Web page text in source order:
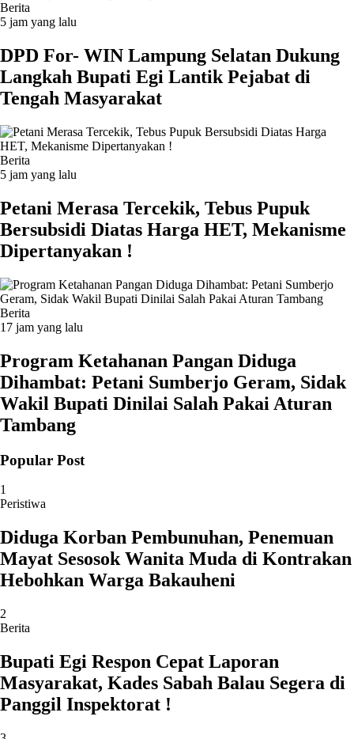
Berita
5 jam yang lalu
DPD For- WIN Lampung Selatan Dukung
Langkah Bupati Egi Lantik Pejabat di
Tengah Masyarakat
Berita
5 jam yang lalu
Petani Merasa Tercekik, Tebus Pupuk
Bersubsidi Diatas Harga HET, Mekanisme
Dipertanyakan !
Berita
17 jam yang lalu
Program Ketahanan Pangan Diduga
Dihambat: Petani Sumberjo Geram, Sidak
Wakil Bupati Dinilai Salah Pakai Aturan
Tambang
Popular Post
1
Peristiwa
Diduga Korban Pembunuhan, Penemuan
Mayat Sesosok Wanita Muda di Kontrakan
Hebohkan Warga Bakauheni
2
Berita
Bupati Egi Respon Cepat Laporan
Masyarakat, Kades Sabah Balau Segera di
Panggil Inspektorat !